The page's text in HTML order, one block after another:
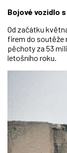
Bojové vozidlo
Od začátku
firem do soutěže
pěchoty za 53
letošního roku.